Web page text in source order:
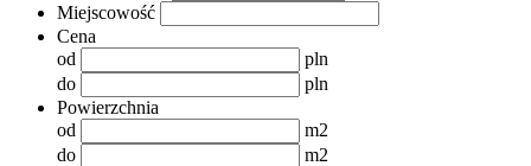
Miejscowość
Cena
od
pln
do
pln
Powierzchnia
od
m2
do
m2